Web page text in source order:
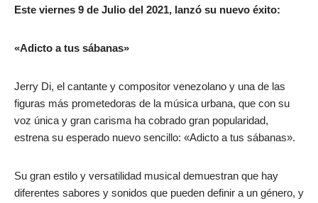
Este viernes 9 de Julio del 2021, lanzó su nuevo éxito:
«Adicto a tus sábanas»
Jerry Di, el cantante y compositor venezolano y una de las
figuras más prometedoras de la música urbana, que con su
voz única y gran carisma ha cobrado gran popularidad,
estrena su esperado nuevo sencillo: «Adicto a tus sábanas».
Su gran estilo y versatilidad musical demuestran que hay
diferentes sabores y sonidos que pueden definir a un género, y